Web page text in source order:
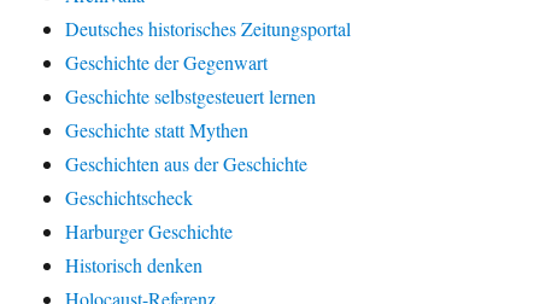
Deutsches historisches Zeitungsportal
Geschichte der Gegenwart
Geschichte selbstgesteuert lernen
Geschichte statt Mythen
Geschichten aus der Geschichte
Geschichtscheck
Harburger Geschichte
Historisch denken
Holocaust-Referenz